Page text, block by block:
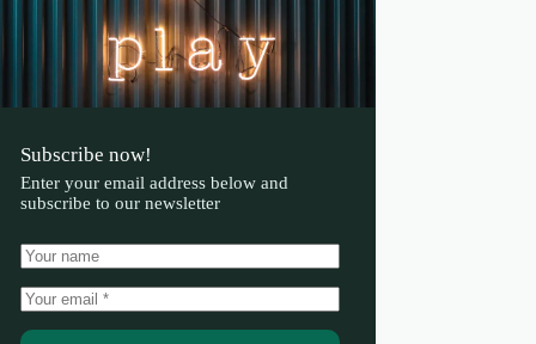
Subscribe now!
Enter your email address below and
subscribe to our newsletter